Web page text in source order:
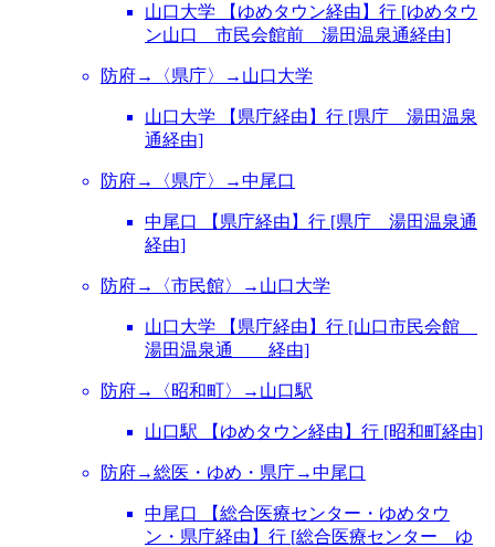
山口大学 【ゆめタウン経由】行 [ゆめタウ
ン山口 市民会館前 湯田温泉通経由]
防府→〈県庁〉→山口大学
山口大学 【県庁経由】行 [県庁 湯田温泉
通経由]
防府→〈県庁〉→中尾口
中尾口 【県庁経由】行 [県庁 湯田温泉通
経由]
防府→〈市民館〉→山口大学
山口大学 【県庁経由】行 [山口市民会館
湯田温泉通 経由]
防府→〈昭和町〉→山口駅
山口駅 【ゆめタウン経由】行 [昭和町経由]
防府→総医・ゆめ・県庁→中尾口
中尾口 【総合医療センター・ゆめタウ
ン・県庁経由】行 [総合医療センター ゆ